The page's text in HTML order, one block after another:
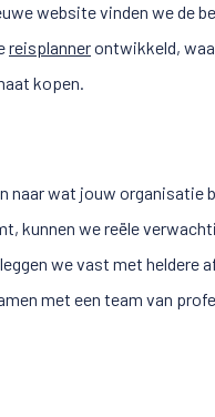
website vinden we de
reisplannerontwikkeld,
kopen.
naar wat jouw organisatie
kunnen we reële
we vast met heldere
met een team van